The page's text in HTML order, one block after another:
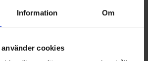
Information Om
cookies